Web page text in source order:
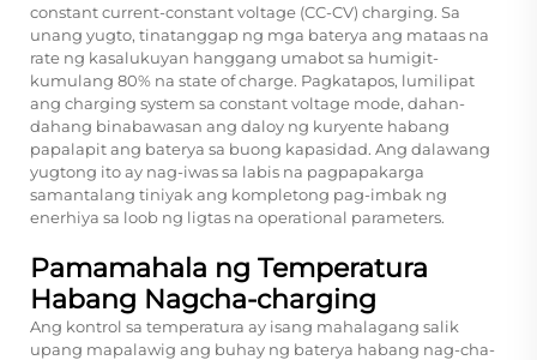
constant current-constant voltage (CC-CV) charging. Sa
unang yugto, tinatanggap ng mga baterya ang mataas na
rate ng kasalukuyan hanggang umabot sa humigit-
kumulang 80% na state of charge. Pagkatapos, lumilipat
ang charging system sa constant voltage mode, dahan-
dahang binabawasan ang daloy ng kuryente habang
papalapit ang baterya sa buong kapasidad. Ang dalawang
yugtong ito ay nag-iwas sa labis na pagpapakarga
samantalang tiniyak ang kompletong pag-imbak ng
enerhiya sa loob ng ligtas na operational parameters.
Pamamahala ng Temperatura
Habang Nagcha-charging
Ang kontrol sa temperatura ay isang mahalagang salik
upang mapalawig ang buhay ng baterya habang nag-cha-